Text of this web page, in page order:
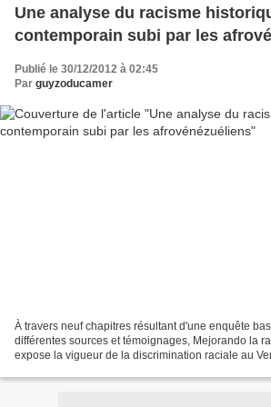
Une analyse du racisme
contemporain subi par les
Publié le 30/12/2012 à 02:45
Par guyzoducamer
À travers neuf chapitres résultant d'une enquête
différentes sources et témoignages, Mejorando la
expose la vigueur de la discrimination raciale au